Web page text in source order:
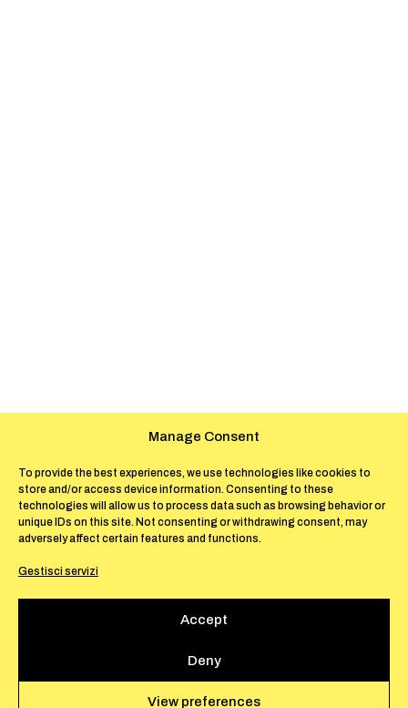
Manage Consent
To provide the best experiences, we use technologies like cookies to
store and/or access device information. Consenting to these
technologies will allow us to process data such as browsing behavior or
unique IDs on this site. Not consenting or withdrawing consent, may
adversely affect certain features and functions.
Gestisci servizi
Accept
Deny
View preferences